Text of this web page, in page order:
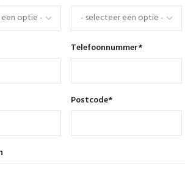
Telefoonnummer*
Postcode*